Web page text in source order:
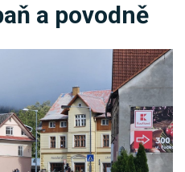
a povodně